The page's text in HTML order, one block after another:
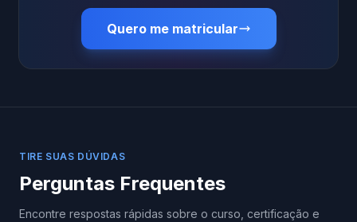
Quero me matricular
TIRE SUAS DÚVIDAS
Perguntas Frequentes
Encontre respostas rápidas sobre o curso, certificação e